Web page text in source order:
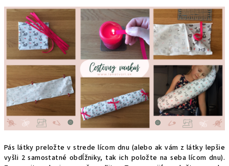
Pás látky preložte v strede lícom dnu (alebo ak vám z látky lepšie
vyšli 2 samostatné obdĺžniky, tak ich položte na seba lícom dnu).